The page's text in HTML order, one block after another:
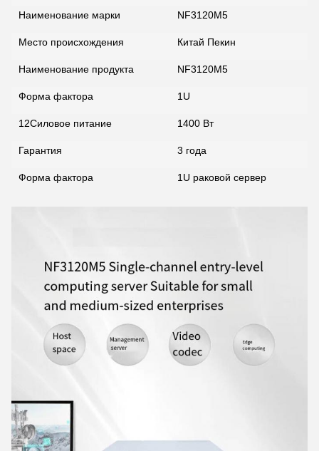
Наименование марки NF3120M5
Место происхождения Китай Пекин
Наименование продукта NF3120M5
Форма фактора 1U
12Силовое питание 1400 Вт
Гарантия 3 года
Форма фактора 1U раковой сервер